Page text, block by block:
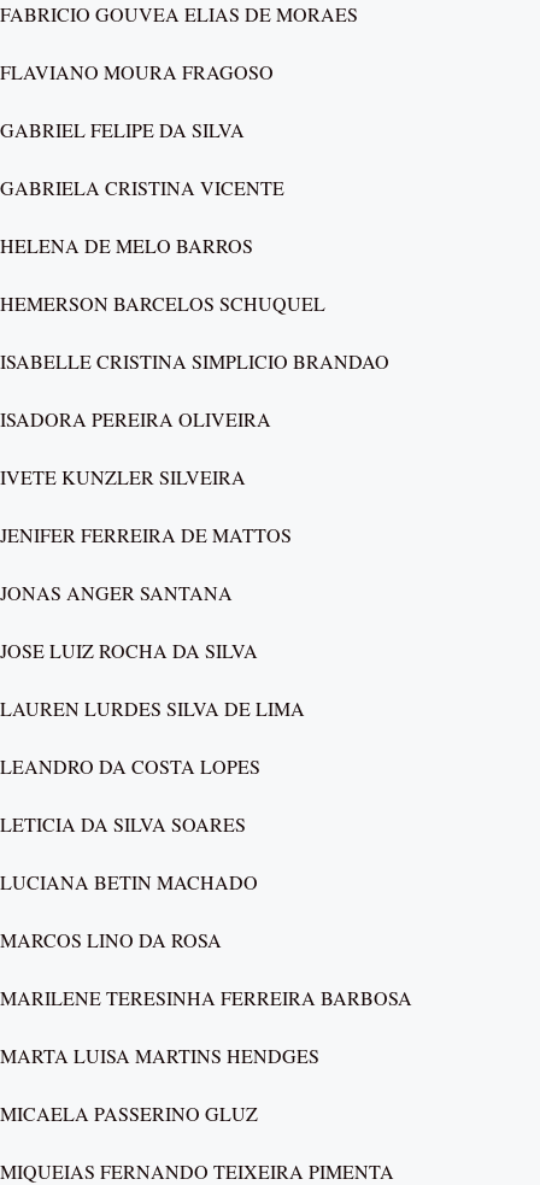
FABRICIO GOUVEA ELIAS DE MORAES
FLAVIANO MOURA FRAGOSO
GABRIEL FELIPE DA SILVA
GABRIELA CRISTINA VICENTE
HELENA DE MELO BARROS
HEMERSON BARCELOS SCHUQUEL
ISABELLE CRISTINA SIMPLICIO BRANDAO
ISADORA PEREIRA OLIVEIRA
IVETE KUNZLER SILVEIRA
JENIFER FERREIRA DE MATTOS
JONAS ANGER SANTANA
JOSE LUIZ ROCHA DA SILVA
LAUREN LURDES SILVA DE LIMA
LEANDRO DA COSTA LOPES
LETICIA DA SILVA SOARES
LUCIANA BETIN MACHADO
MARCOS LINO DA ROSA
MARILENE TERESINHA FERREIRA BARBOSA
MARTA LUISA MARTINS HENDGES
MICAELA PASSERINO GLUZ
MIQUEIAS FERNANDO TEIXEIRA PIMENTA